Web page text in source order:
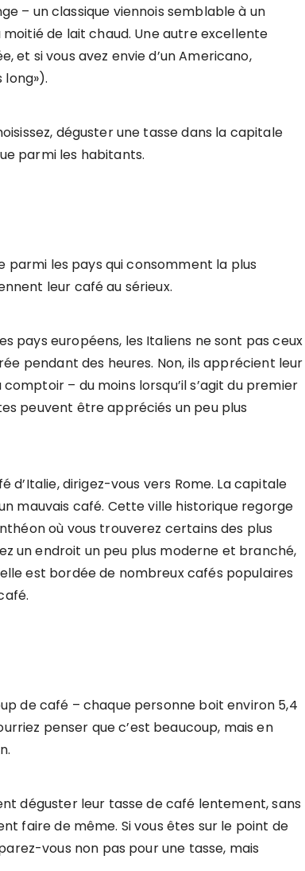
– un classique viennois semblable à un
de lait chaud. Une autre excellente
et si vous avez envie d’un Americano,
déguster une tasse dans la capitale
parmi les habitants.
parmi les pays qui consomment la plus
leur café au sérieux.
pays européens, les Italiens ne sont pas ceux
pendant des heures. Non, ils apprécient leur
– du moins lorsqu’il s’agit du premier
peuvent être appréciés un peu plus
d’Italie, dirigez-vous vers Rome. La capitale
mauvais café. Cette ville historique regorge
où vous trouverez certains des plus
un endroit un peu plus moderne et branché,
est bordée de nombreux cafés populaires
de café – chaque personne boit environ 5,4
penser que c’est beaucoup, mais en
déguster leur tasse de café lentement, sans
faire de même. Si vous êtes sur le point de
vous non pas pour une tasse, mais